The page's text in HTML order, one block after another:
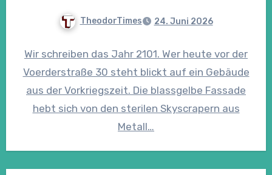
TheodorTimes 24. Juni 2026
Wir schreiben das Jahr 2101. Wer heute vor der
Voerderstraße 30 steht blickt auf ein Gebäude
aus der Vorkriegszeit. Die blassgelbe Fassade
hebt sich von den sterilen Skyscrapern aus
Metall…